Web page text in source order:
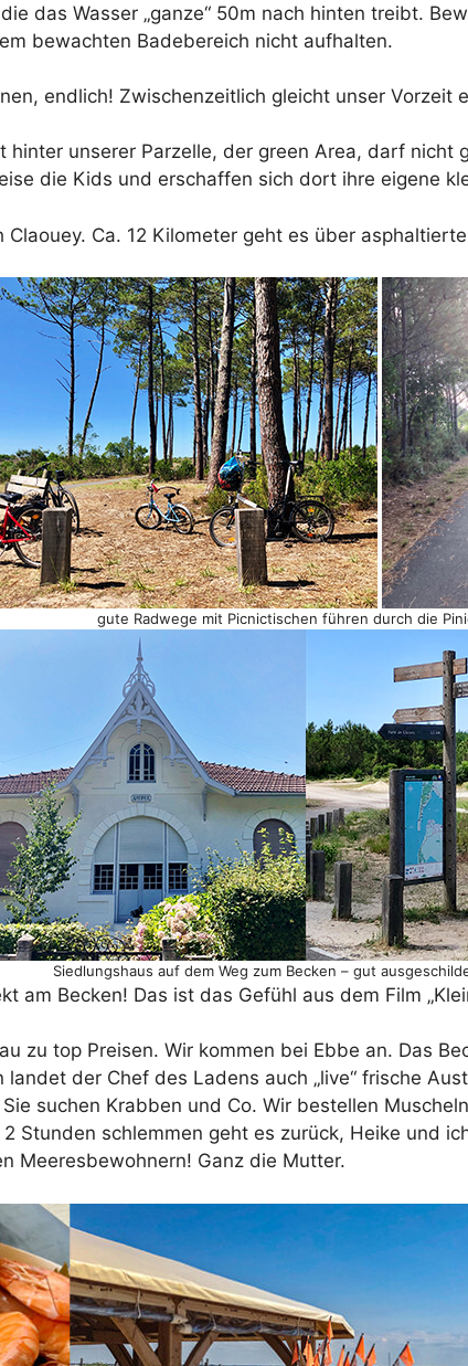
das Wasser „ganze“ 50m nach hinten treibt.
bewachten Badebereich nicht aufhalten.
endlich! Zwischenzeitlich gleicht unser
hinter unserer Parzelle, der green Area, darf
die Kids und erschaffen sich dort ihre eigene
Ca. 12 Kilometer geht es über
gute Radwege mit Picnictischen führen durch die
Siedlungshaus auf dem Weg zum Becken – gut
am Becken! Das ist das Gefühl aus dem Film
zu top Preisen. Wir kommen bei Ebbe an. Das
der Chef des Ladens auch „live“ frische
suchen Krabben und Co. Wir bestellen
Stunden schlemmen geht es zurück, Heike und
Meeresbewohnern! Ganz die Mutter.